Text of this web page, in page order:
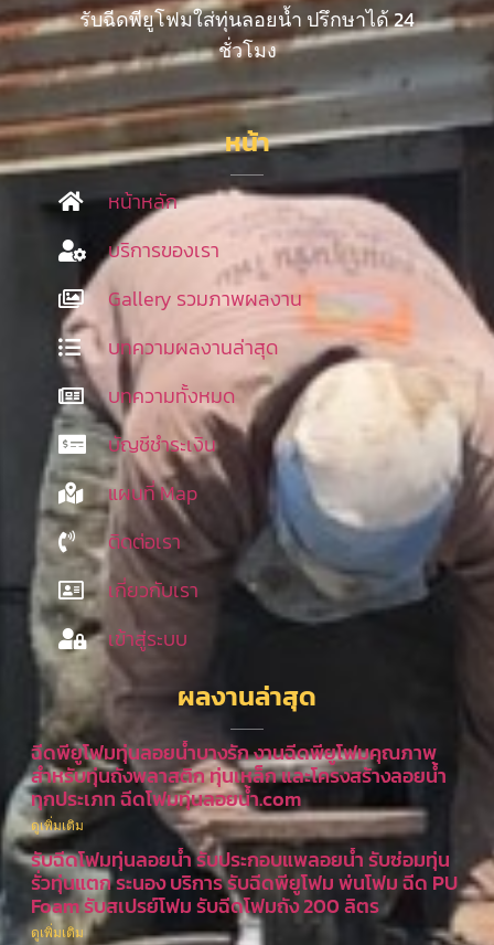
รับฉีดพียูโฟมใส่ทุ่นลอยน้ำ ปรึกษาได้ 24
ชั่วโมง
หน้า
หน้าหลัก
บริการของเรา
Gallery รวมภาพผลงาน
บทความผลงานล่าสุด
บทความทั้งหมด
บัญชีชำระเงิน
แผนที่ Map
ติดต่อเรา
เกี่ยวกับเรา
เข้าสู่ระบบ
ผลงานล่าสุด
ฉีดพียูโฟมทุ่นลอยน้ำบางรัก งานฉีดพียูโฟมคุณภาพ
สำหรับทุ่นถังพลาสติก ทุ่นเหล็ก และโครงสร้างลอยน้ำ
ทุกประเภท ฉีดโฟมทุ่นลอยน้ำ.com
ดูเพิ่มเติม
รับฉีดโฟมทุ่นลอยน้ำ รับประกอบแพลอยน้ำ รับซ่อมทุ่น
รั่วทุ่นแตก ระนอง บริการ รับฉีดพียูโฟม พ่นโฟม ฉีด PU
Foam รับสเปรย์โฟม รับฉีดโฟมถัง 200 ลิตร
ดูเพิ่มเติม